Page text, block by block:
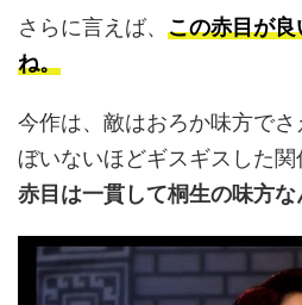
さらに言えば、 この赤目が
ね。
今作は、敵はおろか味方で
ぼいないほどギスギスした関
赤目は一貫して桐生の味方な